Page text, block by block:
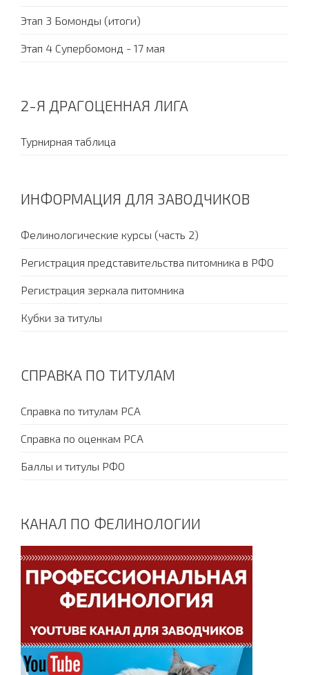
Этап 3 Бомонды (итоги)
Этап 4 Супербомонд - 17 мая
2-Я ДРАГОЦЕННАЯ ЛИГА
Турнирная таблица
ИНФОРМАЦИЯ ДЛЯ ЗАВОДЧИКОВ
Фелинологические курсы (часть 2)
Регистрация представительства питомника в РФО
Регистрация зеркала питомника
Кубки за титулы
СПРАВКА ПО ТИТУЛАМ
Справка по титулам PCA
Справка по оценкам PCA
Баллы и титулы РФО
КАНАЛ ПО ФЕЛИНОЛОГИИ